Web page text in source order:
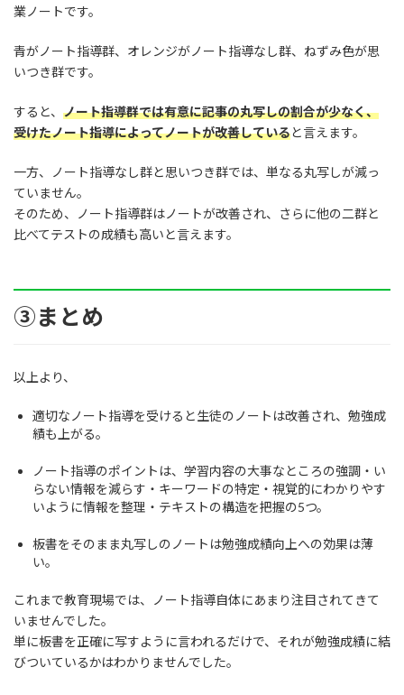
業ノートです。
青がノート指導群、オレンジがノート指導なし群、ねずみ色が思
いつき群です。
すると、 ノート指導群では有意に記事の丸写しの割合が少なく、
受けたノート指導によってノートが改善していると言えます。
一方、ノート指導なし群と思いつき群では、単なる丸写しが減っ
ていません。
そのため、ノート指導群はノートが改善され、さらに他の二群と
比べてテストの成績も高いと言えます。
③まとめ
以上より、
適切なノート指導を受けると生徒のノートは改善され、勉強成
績も上がる。
ノート指導のポイントは、学習内容の大事なところの強調・い
らない情報を減らす・キーワードの特定・視覚的にわかりやす
いように情報を整理・テキストの構造を把握の5つ。
板書をそのまま丸写しのノートは勉強成績向上への効果は薄
い。
これまで教育現場では、ノート指導自体にあまり注目されてきて
いませんでした。
単に板書を正確に写すように言われるだけで、それが勉強成績に結
びついているかはわかりませんでした。